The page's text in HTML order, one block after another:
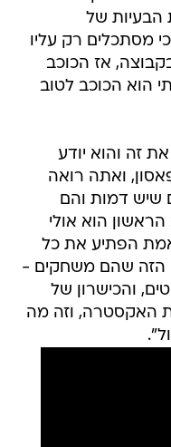
הבעיות של
מסתכלים רק עליו
אז הכוכב
הוא הכוכב לטוב
זה והוא יודע
ואתה רואה
שיש דמות והם
הוא אולי
הפתיע את כל
הזה שהם משחקים -
והכישרון של
האקסטרה, וזה מה